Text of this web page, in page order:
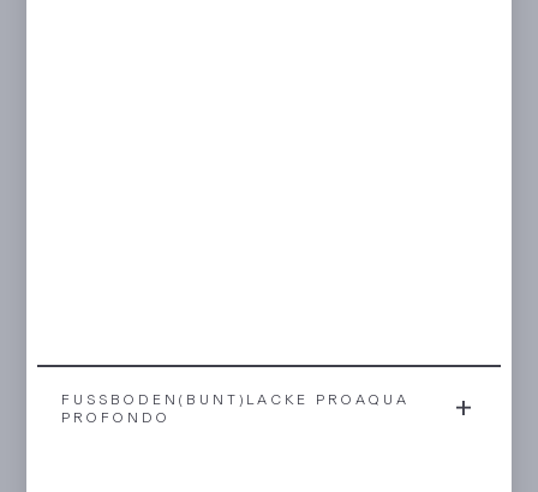
FUSSBODEN(BUNT)LACKE PROAQUA P
ROFONDO